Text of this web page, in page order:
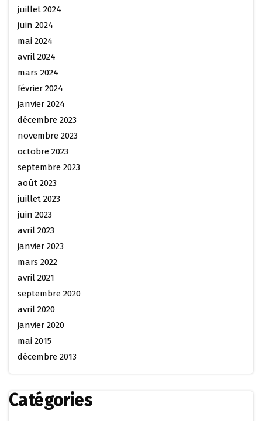
juillet 2024
juin 2024
mai 2024
avril 2024
mars 2024
février 2024
janvier 2024
décembre 2023
novembre 2023
octobre 2023
septembre 2023
août 2023
juillet 2023
juin 2023
avril 2023
janvier 2023
mars 2022
avril 2021
septembre 2020
avril 2020
janvier 2020
mai 2015
décembre 2013
Catégories